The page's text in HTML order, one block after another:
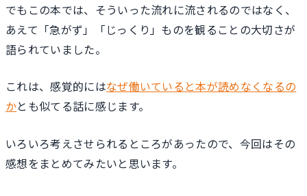
でもこの本では、そういった流れに流されるのではなく、
あえて「急がず」「じっくり」ものを観ることの大切さが
語られていました。
これは、感覚的にはなぜ働いていると本が読めなくなるの
かとも似てる話に感じます。
いろいろ考えさせられるところがあったので、今回はその
感想をまとめてみたいと思います。